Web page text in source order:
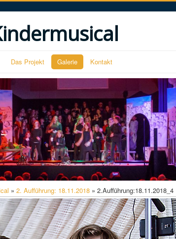
Das Projekt Galerie Kontakt
» 2. Aufführung: 18.11.2018 » 2.Aufführung:18.11.2018_4